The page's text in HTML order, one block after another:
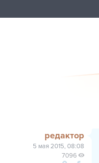
редактор
5 мая 2015, 08:08
7096